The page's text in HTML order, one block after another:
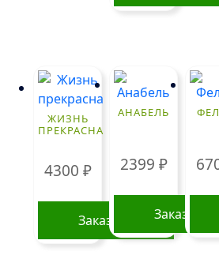
несколько
вариаций.
Опции
на
ЖИЗНЬ
ПРЕКРАСНА
4300 ₽
Заказать
АНАБЕЛЬ
2399 ₽
Заказать